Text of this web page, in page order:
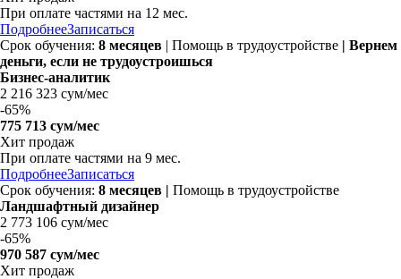
При оплате частями на 12 мес.
ПодробнееЗаписаться
Срок обучения: 8 месяцев | Помощь в трудоустройстве | Вернем
деньги, если не трудоустроишься
Бизнес-аналитик
2 216 323 сум/мес
-65%
775 713 сум/мес
Хит продаж
При оплате частями на 9 мес.
ПодробнееЗаписаться
Срок обучения: 8 месяцев | Помощь в трудоустройстве
Ландшафтный дизайнер
2 773 106 сум/мес
-65%
970 587 сум/мес
Хит продаж